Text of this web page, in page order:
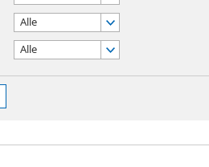
Alle
Alle